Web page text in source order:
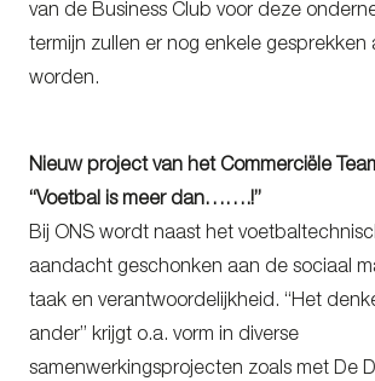
van de Business Club voor deze
termijn zullen er nog enkele gesprekken
worden.
Nieuw project van het Commerciële
“Voetbal is meer dan…….!”
Bij ONS wordt naast het
aandacht geschonken aan de sociaal
taak en verantwoordelijkheid. “Het
ander” krijgt o.a. vorm in diverse
samenwerkingsprojecten zoals met De